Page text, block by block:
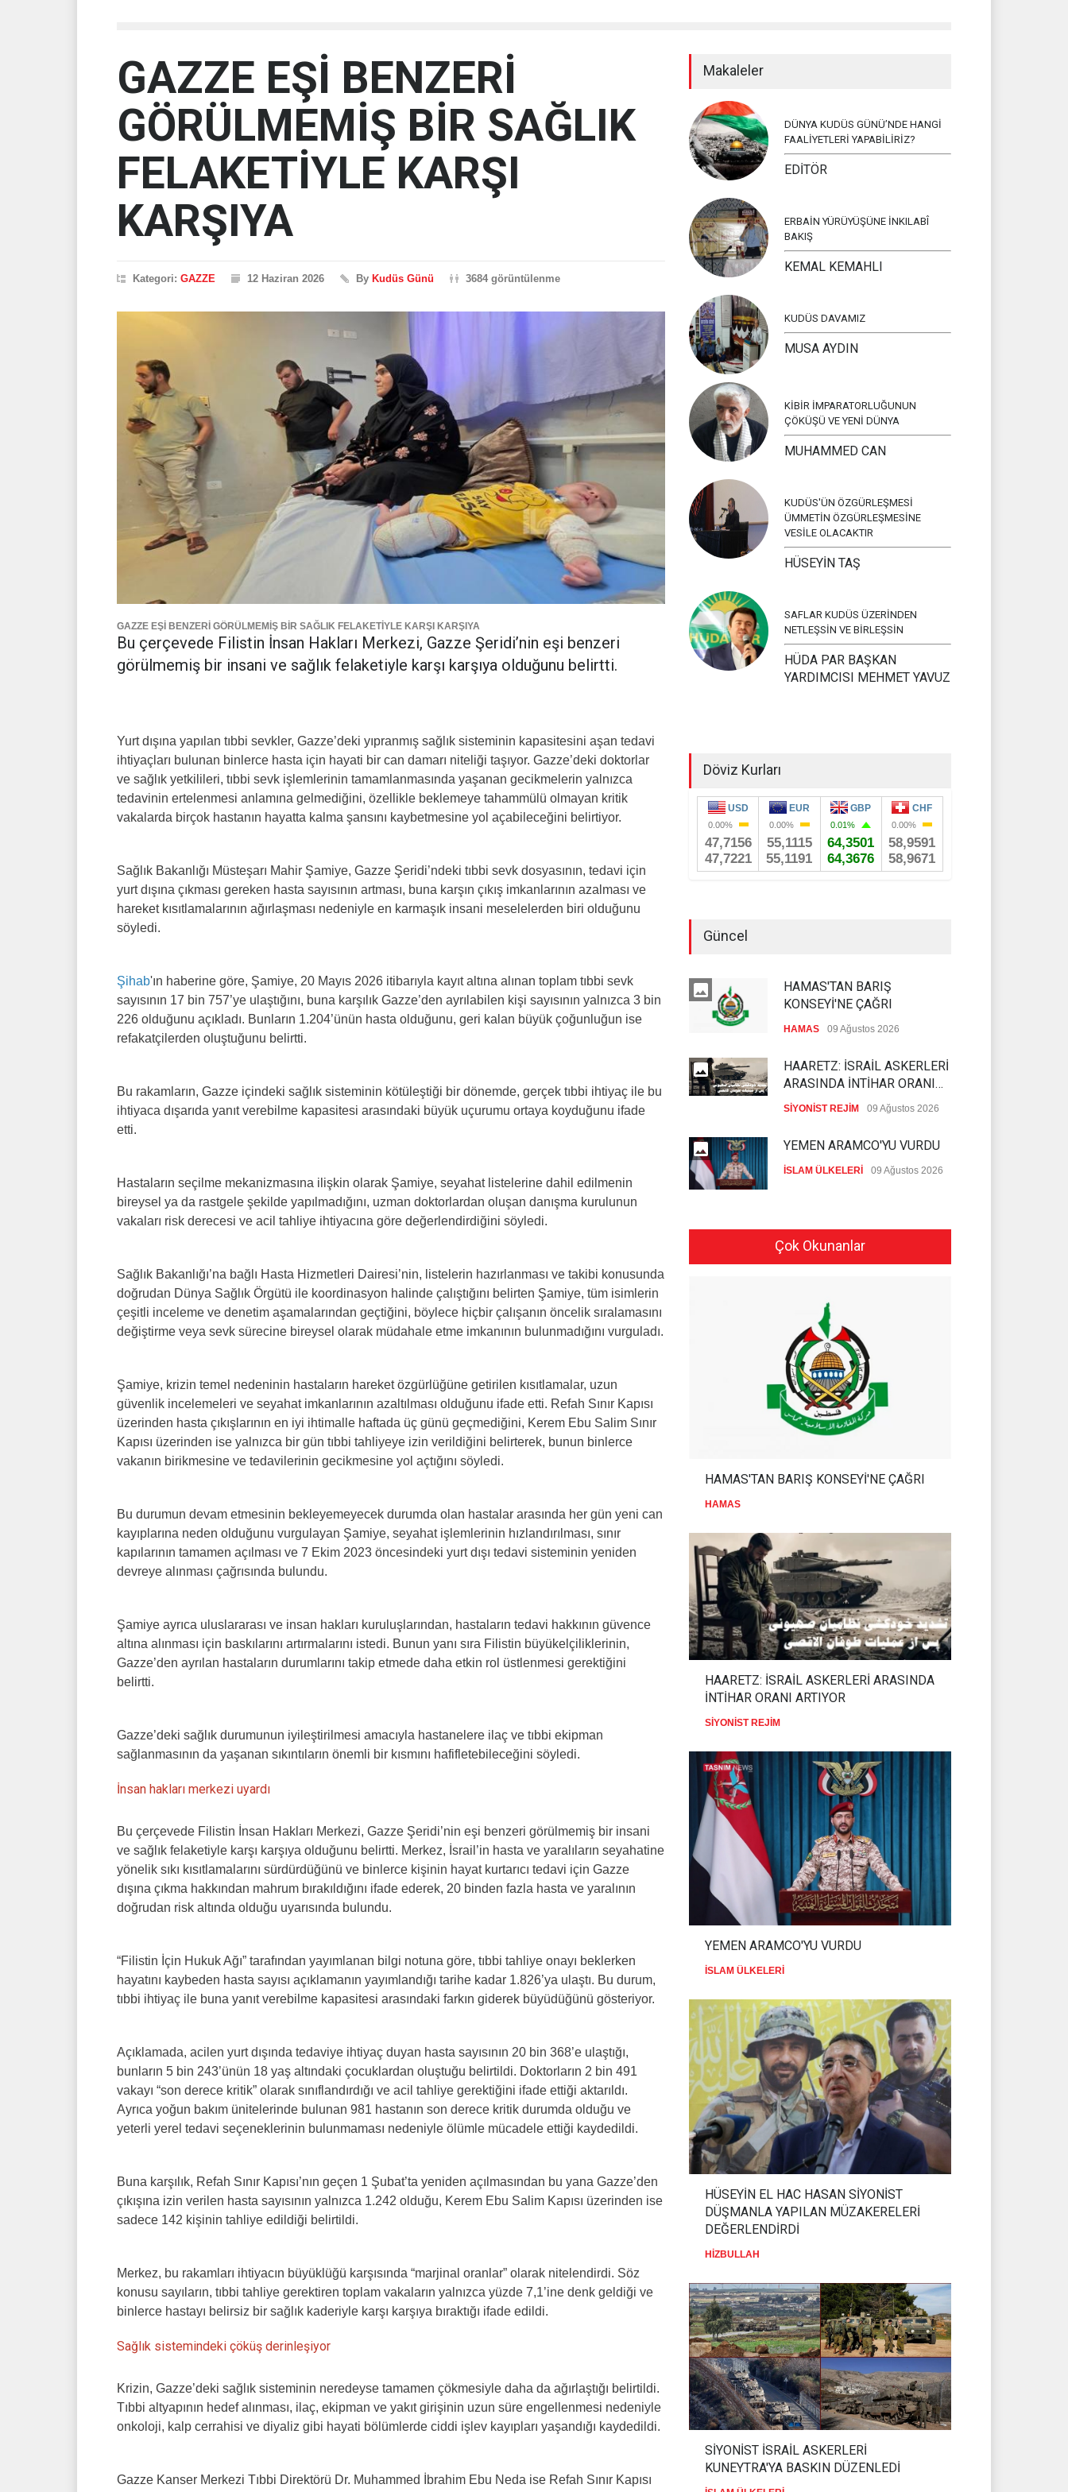
GAZZE EŞİ BENZERİ
GÖRÜLMEMİŞ BİR SAĞLIK
FELAKETİYLE KARŞI
KARŞIYA
Kategori: GAZZE 12 Haziran 2026 By Kudüs Günü 3684 görüntülenme
GAZZE EŞİ BENZERİ GÖRÜLMEMİŞ BİR SAĞLIK FELAKETİYLE KARŞI KARŞIYA
Bu çerçevede Filistin İnsan Hakları Merkezi, Gazze Şeridi’nin eşi benzeri
görülmemiş bir insani ve sağlık felaketiyle karşı karşıya olduğunu belirtti.
Yurt dışına yapılan tıbbi sevkler, Gazze’deki yıpranmış sağlık sisteminin kapasitesini aşan tedavi
ihtiyaçları bulunan binlerce hasta için hayati bir can damarı niteliği taşıyor. Gazze’deki doktorlar
ve sağlık yetkilileri, tıbbi sevk işlemlerinin tamamlanmasında yaşanan gecikmelerin yalnızca
tedavinin ertelenmesi anlamına gelmediğini, özellikle beklemeye tahammülü olmayan kritik
vakalarda birçok hastanın hayatta kalma şansını kaybetmesine yol açabileceğini belirtiyor.
Sağlık Bakanlığı Müsteşarı Mahir Şamiye, Gazze Şeridi’ndeki tıbbi sevk dosyasının, tedavi için
yurt dışına çıkması gereken hasta sayısının artması, buna karşın çıkış imkanlarının azalması ve
hareket kısıtlamalarının ağırlaşması nedeniyle en karmaşık insani meselelerden biri olduğunu
söyledi.
Şihab'ın haberine göre, Şamiye, 20 Mayıs 2026 itibarıyla kayıt altına alınan toplam tıbbi sevk
sayısının 17 bin 757’ye ulaştığını, buna karşılık Gazze’den ayrılabilen kişi sayısının yalnızca 3 bin
226 olduğunu açıkladı. Bunların 1.204’ünün hasta olduğunu, geri kalan büyük çoğunluğun ise
refakatçilerden oluştuğunu belirtti.
Bu rakamların, Gazze içindeki sağlık sisteminin kötüleştiği bir dönemde, gerçek tıbbi ihtiyaç ile bu
ihtiyaca dışarıda yanıt verebilme kapasitesi arasındaki büyük uçurumu ortaya koyduğunu ifade
etti.
Hastaların seçilme mekanizmasına ilişkin olarak Şamiye, seyahat listelerine dahil edilmenin
bireysel ya da rastgele şekilde yapılmadığını, uzman doktorlardan oluşan danışma kurulunun
vakaları risk derecesi ve acil tahliye ihtiyacına göre değerlendirdiğini söyledi.
Sağlık Bakanlığı’na bağlı Hasta Hizmetleri Dairesi’nin, listelerin hazırlanması ve takibi konusunda
doğrudan Dünya Sağlık Örgütü ile koordinasyon halinde çalıştığını belirten Şamiye, tüm isimlerin
çeşitli inceleme ve denetim aşamalarından geçtiğini, böylece hiçbir çalışanın öncelik sıralamasını
değiştirme veya sevk sürecine bireysel olarak müdahale etme imkanının bulunmadığını vurguladı.
Şamiye, krizin temel nedeninin hastaların hareket özgürlüğüne getirilen kısıtlamalar, uzun
güvenlik incelemeleri ve seyahat imkanlarının azaltılması olduğunu ifade etti. Refah Sınır Kapısı
üzerinden hasta çıkışlarının en iyi ihtimalle haftada üç günü geçmediğini, Kerem Ebu Salim Sınır
Kapısı üzerinden ise yalnızca bir gün tıbbi tahliyeye izin verildiğini belirterek, bunun binlerce
vakanın birikmesine ve tedavilerinin gecikmesine yol açtığını söyledi.
Bu durumun devam etmesinin bekleyemeyecek durumda olan hastalar arasında her gün yeni can
kayıplarına neden olduğunu vurgulayan Şamiye, seyahat işlemlerinin hızlandırılması, sınır
kapılarının tamamen açılması ve 7 Ekim 2023 öncesindeki yurt dışı tedavi sisteminin yeniden
devreye alınması çağrısında bulundu.
Şamiye ayrıca uluslararası ve insan hakları kuruluşlarından, hastaların tedavi hakkının güvence
altına alınması için baskılarını artırmalarını istedi. Bunun yanı sıra Filistin büyükelçiliklerinin,
Gazze’den ayrılan hastaların durumlarını takip etmede daha etkin rol üstlenmesi gerektiğini
belirtti.
Gazze’deki sağlık durumunun iyileştirilmesi amacıyla hastanelere ilaç ve tıbbi ekipman
sağlanmasının da yaşanan sıkıntıların önemli bir kısmını hafifletebileceğini söyledi.
İnsan hakları merkezi uyardı
Bu çerçevede Filistin İnsan Hakları Merkezi, Gazze Şeridi’nin eşi benzeri görülmemiş bir insani
ve sağlık felaketiyle karşı karşıya olduğunu belirtti. Merkez, İsrail’in hasta ve yaralıların seyahatine
yönelik sıkı kısıtlamalarını sürdürdüğünü ve binlerce kişinin hayat kurtarıcı tedavi için Gazze
dışına çıkma hakkından mahrum bırakıldığını ifade ederek, 20 binden fazla hasta ve yaralının
doğrudan risk altında olduğu uyarısında bulundu.
“Filistin İçin Hukuk Ağı” tarafından yayımlanan bilgi notuna göre, tıbbi tahliye onayı beklerken
hayatını kaybeden hasta sayısı açıklamanın yayımlandığı tarihe kadar 1.826’ya ulaştı. Bu durum,
tıbbi ihtiyaç ile buna yanıt verebilme kapasitesi arasındaki farkın giderek büyüdüğünü gösteriyor.
Açıklamada, acilen yurt dışında tedaviye ihtiyaç duyan hasta sayısının 20 bin 368’e ulaştığı,
bunların 5 bin 243’ünün 18 yaş altındaki çocuklardan oluştuğu belirtildi. Doktorların 2 bin 491
vakayı “son derece kritik” olarak sınıflandırdığı ve acil tahliye gerektiğini ifade ettiği aktarıldı.
Ayrıca yoğun bakım ünitelerinde bulunan 981 hastanın son derece kritik durumda olduğu ve
yeterli yerel tedavi seçeneklerinin bulunmaması nedeniyle ölümle mücadele ettiği kaydedildi.
Buna karşılık, Refah Sınır Kapısı’nın geçen 1 Şubat’ta yeniden açılmasından bu yana Gazze’den
çıkışına izin verilen hasta sayısının yalnızca 1.242 olduğu, Kerem Ebu Salim Kapısı üzerinden ise
sadece 142 kişinin tahliye edildiği belirtildi.
Merkez, bu rakamları ihtiyacın büyüklüğü karşısında “marjinal oranlar” olarak nitelendirdi. Söz
konusu sayıların, tıbbi tahliye gerektiren toplam vakaların yalnızca yüzde 7,1’ine denk geldiği ve
binlerce hastayı belirsiz bir sağlık kaderiyle karşı karşıya bıraktığı ifade edildi.
Sağlık sistemindeki çöküş derinleşiyor
Krizin, Gazze’deki sağlık sisteminin neredeyse tamamen çökmesiyle daha da ağırlaştığı belirtildi.
Tıbbi altyapının hedef alınması, ilaç, ekipman ve yakıt girişinin uzun süre engellenmesi nedeniyle
onkoloji, kalp cerrahisi ve diyaliz gibi hayati bölümlerde ciddi işlev kayıpları yaşandığı kaydedildi.
Gazze Kanser Merkezi Tıbbi Direktörü Dr. Muhammed İbrahim Ebu Neda ise Refah Sınır Kapısı
Makaleler
DÜNYA KUDÜS GÜNÜ’NDE HANGİ
FAALİYETLERİ YAPABİLİRİZ?
EDİTÖR
ERBAİN YÜRÜYÜŞÜNE İNKILABÎ
BAKIŞ
KEMAL KEMAHLI
KUDÜS DAVAMIZ
MUSA AYDIN
KİBİR İMPARATORLUĞUNUN
ÇÖKÜŞÜ VE YENİ DÜNYA
MUHAMMED CAN
KUDÜS'ÜN ÖZGÜRLEŞMESİ
ÜMMETİN ÖZGÜRLEŞMESİNE
VESİLE OLACAKTIR
HÜSEYİN TAŞ
SAFLAR KUDÜS ÜZERİNDEN
NETLEŞSİN VE BİRLEŞSİN
HÜDA PAR BAŞKAN
YARDIMCISI MEHMET YAVUZ
Döviz Kurları
Güncel
HAMAS'TAN BARIŞ
KONSEYİ'NE ÇAĞRI
HAMAS 09 Ağustos 2026
HAARETZ: İSRAİL ASKERLERİ
ARASINDA İNTİHAR ORANI
ARTIYOR
SİYONİST REJİM 09 Ağustos 2026
YEMEN ARAMCO'YU VURDU
İSLAM ÜLKELERİ 09 Ağustos 2026
SİYONİST DÜŞMANLA
HİZBULLAH 09 Ağustos 2026
SİYONİST İSRAİL ASKERLERİ
KUNEYTRA'YA BASKIN
DÜZENLEDİ
İSLAM ÜLKELERİ
SADULLAH ZAREİ MEKKE
ANLAŞMASINI
DEĞERLENDİRDİ
İSLAM ÜLKELERİ 08 Ağustos 2026
HALKINA ÇAĞRI
LÜBNAN'IN BAĞIMSIZ
OLMASI İSTENMİYOR
İSLAM ÜLKELERİ 08 Ağustos 2026
ENSARULLAH'TAN SUUDİ
ARABİSTAN'A UYARI
İSLAM ÜLKELERİ 07 Ağustos 2026
THE TELEGRAPH: İRAN
Çok Okunanlar
HAMAS'TAN BARIŞ KONSEYİ'NE ÇAĞRI
HAMAS
HAARETZ: İSRAİL ASKERLERİ ARASINDA
İNTİHAR ORANI ARTIYOR
SİYONİST REJİM
YEMEN ARAMCO'YU VURDU
İSLAM ÜLKELERİ
HÜSEYİN EL HAC HASAN SİYONİST
DÜŞMANLA YAPILAN MÜZAKERELERİ
DEĞERLENDİRDİ
HİZBULLAH
SİYONİST İSRAİL ASKERLERİ
KUNEYTRA'YA BASKIN DÜZENLEDİ